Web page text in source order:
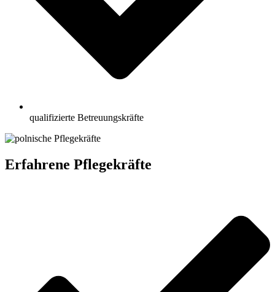
qualifizierte Betreuungskräfte
Erfahrene Pflegekräfte